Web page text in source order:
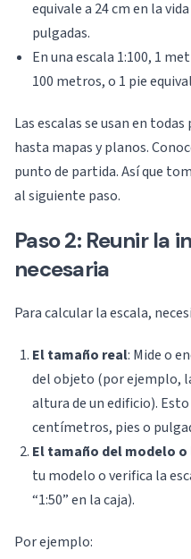
equivale a 24 cm en la
pulgadas.
En una escala 1:100, 1
100 metros, o 1 pie
Las escalas se usan en
hasta mapas y planos.
punto de partida. Así que
al siguiente paso.
Paso 2: Reunir la
necesaria
Para calcular la escala,
El tamaño real: Mide o
del objeto (por ejemplo,
altura de un edificio).
centímetros, pies o
El tamaño del modelo
tu modelo o verifica la
“1:50” en la caja).
Por ejemplo: